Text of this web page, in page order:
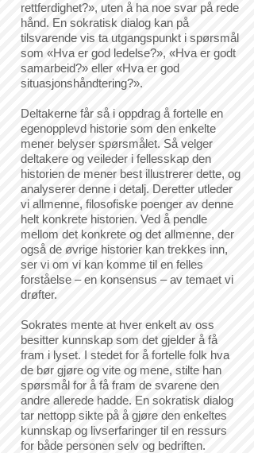
rettferdighet?», uten å ha noe svar på rede
hånd. En sokratisk dialog kan på
tilsvarende vis ta utgangspunkt i spørsmål
som «Hva er god ledelse?», «Hva er godt
samarbeid?» eller «Hva er god
situasjonshåndtering?».
Deltakerne får så i oppdrag å fortelle en
egenopplevd historie som den enkelte
mener belyser spørsmålet. Så velger
deltakere og veileder i fellesskap den
historien de mener best illustrerer dette, og
analyserer denne i detalj. Deretter utleder
vi allmenne, filosofiske poenger av denne
helt konkrete historien. Ved å pendle
mellom det konkrete og det allmenne, der
også de øvrige historier kan trekkes inn,
ser vi om vi kan komme til en felles
forståelse – en konsensus – av temaet vi
drøfter.
Sokrates mente at hver enkelt av oss
besitter kunnskap som det gjelder å få
fram i lyset. I stedet for å fortelle folk hva
de bør gjøre og vite og mene, stilte han
spørsmål for å få fram de svarene den
andre allerede hadde. En sokratisk dialog
tar nettopp sikte på å gjøre den enkeltes
kunnskap og livserfaringer til en ressurs
for både personen selv og bedriften.